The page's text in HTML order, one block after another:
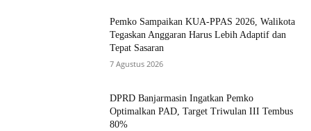
Pemko Sampaikan KUA-PPAS 2026, Walikota
Tegaskan Anggaran Harus Lebih Adaptif dan
Tepat Sasaran
7 Agustus 2026
DPRD Banjarmasin Ingatkan Pemko
Optimalkan PAD, Target Triwulan III Tembus
80%